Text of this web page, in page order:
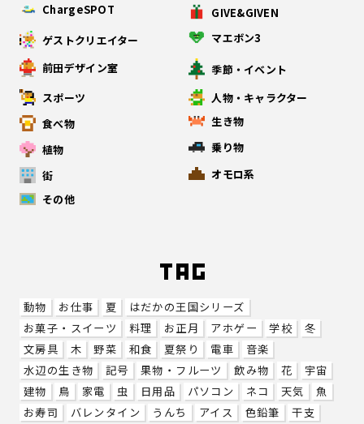
ChargeSPOT
GIVE&GIVEN
ゲストクリエイター
マエボン3
前田デザイン室
季節・イベント
スポーツ
人物・キャラクター
食べ物
生き物
植物
乗り物
街
オモロ系
その他
動物 お仕事 夏
はだかの王国シリーズ
お菓子・スイーツ
料理 お正月 アホゲー 学校
冬
文房具
木 野菜 和食 夏祭り 電車
音楽
水辺の生き物
記号 果物・フルーツ 飲み物 花
宇宙
建物
鳥 家電 虫 日用品 パソコン ネコ 天気
魚
お寿司
バレンタイン うんち アイス 色鉛筆
干支